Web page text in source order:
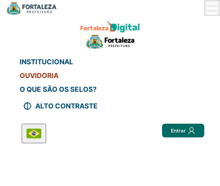
INSTITUCIONAL
OUVIDORIA
O QUE SÃO OS SELOS?
ALTO CONTRASTE
Entrar